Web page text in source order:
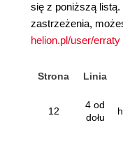
się z poniższą
zastrzeżenia,
helion.pl/user/erraty
Strona Linia
12
4 od
dołu